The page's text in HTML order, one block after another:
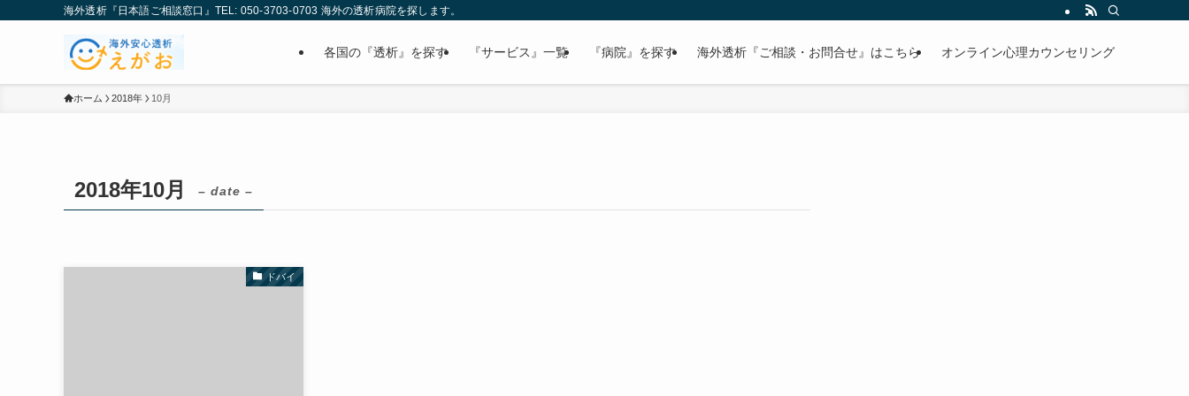
海外透析『日本語ご相談窓口』TEL: 050-3703-0703 海外の透析病院を探します。
各国の『透析』を探す 『サービス』一覧 『病院』を探す 海外透析『ご相談・お問合せ』はこちら オンライン心理カウンセリング
ホーム 2018年 10月
2018年10月 – date –
ドバイ